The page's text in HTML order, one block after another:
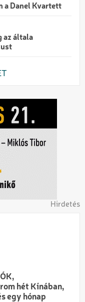
a Danel Kvartett
az általa
Hirdetés
hét Kínában,
egy hónap